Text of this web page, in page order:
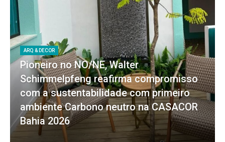
ARQ & DECOR
Pioneiro no NO/NE, Walter
Schimmelpfeng reafirma compromisso
com a sustentabilidade com primeiro
ambiente Carbono neutro na CASACOR
Bahia 2026